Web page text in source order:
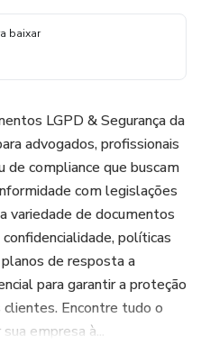
baixar
LGPD & Segurança da
advogados, profissionais
de compliance que buscam
com legislações
variedade de documentos
políticas
de resposta a
para garantir a proteção
Encontre tudo o
empresa à...